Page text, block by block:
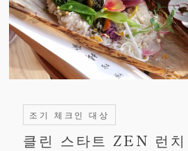
조기 체크인 대상
클린 스타트 ZEN 런치